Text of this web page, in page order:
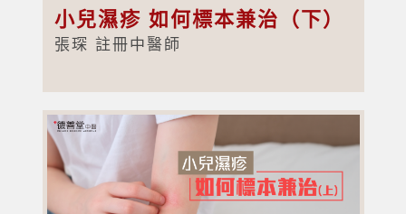
小兒濕疹 如何標本兼治（下）
張琛 註冊中醫師